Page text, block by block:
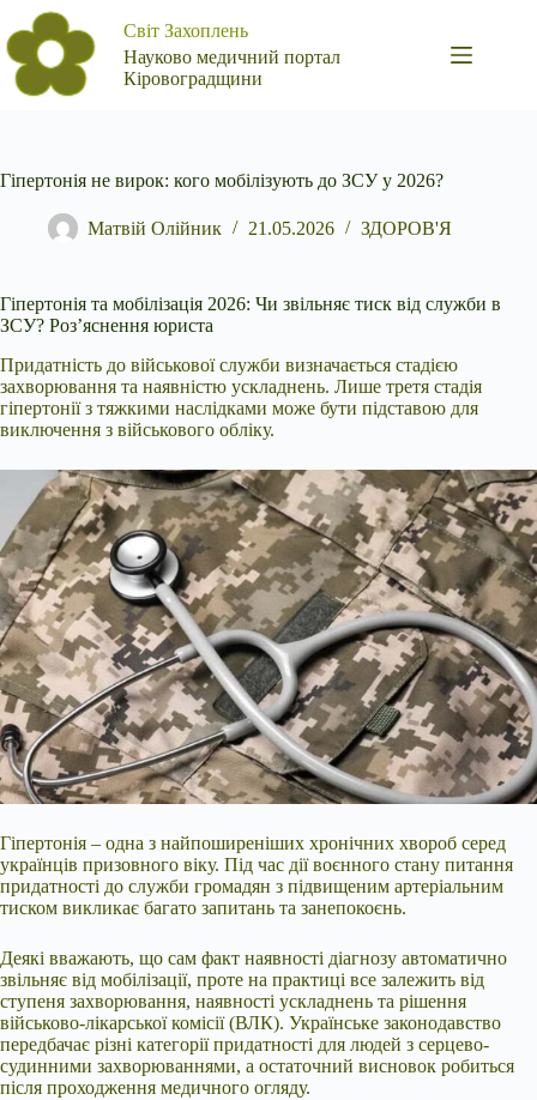
Перейти
до
вмісту
Світ Захоплень
Науково медичний портал
Кіровоградщини
Гіпертонія не вирок: кого мобілізують до ЗСУ у 2026?
Матвій Олійник 21.05.2026 ЗДОРОВ'Я
Гіпертонія та мобілізація 2026: Чи звільняє тиск від служби в
ЗСУ? Роз’яснення юриста
Придатність до військової служби визначається стадією
захворювання та наявністю ускладнень. Лише третя стадія
гіпертонії з тяжкими наслідками може бути підставою для
виключення з військового обліку.
Гіпертонія – одна з найпоширеніших хронічних хвороб серед
українців призовного віку. Під час дії воєнного стану питання
придатності до служби громадян з підвищеним артеріальним
тиском викликає багато запитань та занепокоєнь.
Деякі вважають, що сам факт наявності діагнозу автоматично
звільняє від мобілізації, проте на практиці все залежить від
ступеня захворювання, наявності ускладнень та рішення
військово-лікарської комісії (ВЛК). Українське законодавство
передбачає різні категорії придатності для людей з серцево-
судинними захворюваннями, а остаточний висновок робиться
після проходження медичного огляду.